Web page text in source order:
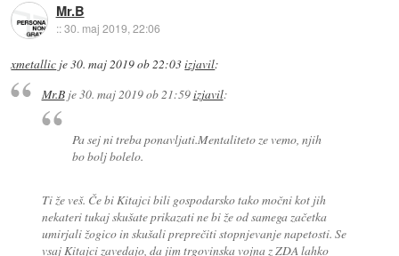
Mr.B
::30. maj 2019, 22:06
xmetallic je30. maj 2019 ob 22:03izjavil:
Mr.Bje30. maj 2019 ob 21:59izjavil:
Pa sej ni treba ponavljati.Mentaliteto ze vemo, njih
bo bolj bolelo.
Ti že veš. Če bi Kitajci bili gospodarsko tako močni kot jih
nekateri tukaj skušate prikazati ne bi že od samega začetka
umirjali žogico in skušali preprečiti stopnjevanje napetosti. Se
vsaj Kitajci zavedajo, da jim trgovinska vojna z ZDA lahko